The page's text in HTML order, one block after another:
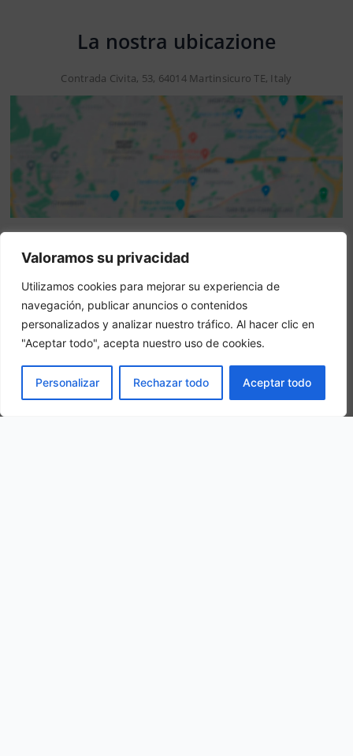
Valoramos su privacidad
Utilizamos cookies para mejorar su experiencia de
navegación, publicar anuncios o contenidos
personalizados y analizar nuestro tráfico. Al hacer clic en
"Aceptar todo", acepta nuestro uso de cookies.
Personalizar Rechazar todo Aceptar todo
La nostra ubicazione
Contrada Civita, 53, 64014 Martinsicuro TE, Italy
Attenzione: questo non è un sito ufficiale. Questo sito
prenotazione online.
Siete il proprietario di questo sito web?–
Altri hotel in cittàPRENOTA